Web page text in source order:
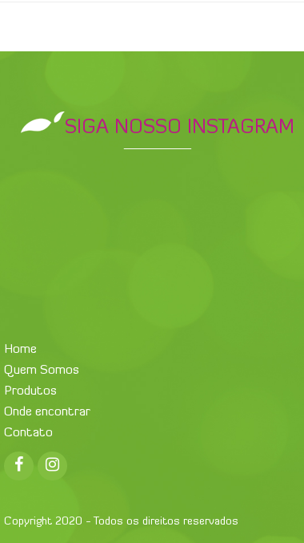
SIGA NOSSO INSTAGRAM
Home
Quem Somos
Produtos
Onde encontrar
Contato
Facebook
Copyright 2020 - Todos os direitos reservados